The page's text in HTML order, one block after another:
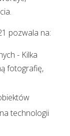
pozwala na:
- Kilka
fotografię,
technologii